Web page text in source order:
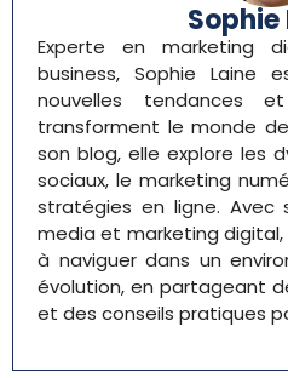
Sophie
Experte en marketing
business, Sophie Laine
nouvelles tendances
transforment le monde
son blog, elle explore les
sociaux, le marketing
stratégies en ligne. Avec
media et marketing
à naviguer dans un
évolution, en partageant
et des conseils pratiques